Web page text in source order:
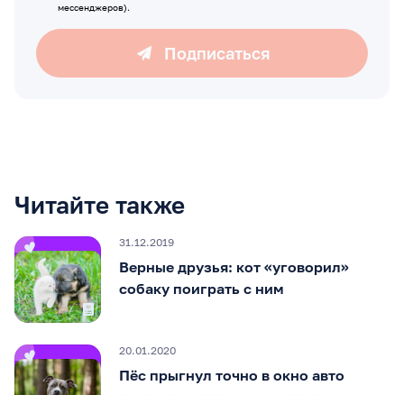
мессенджеров).
Подписаться
Читайте также
31.12.2019
Верные друзья: кот «уговорил»
собаку поиграть с ним
20.01.2020
Пёс прыгнул точно в окно авто